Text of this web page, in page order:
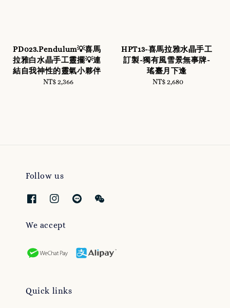
PD023.Pendulum💡喜馬
拉雅白水晶手工靈擺💡連
結自我神性的靈氣小夥伴
Regular
NT$ 2,366
HPT13-喜馬拉雅水晶手工
訂製-獨有風雪景無事牌-
瑤臺月下逢
Regular
NT$ 2,680
Follow us
We accept
Quick links